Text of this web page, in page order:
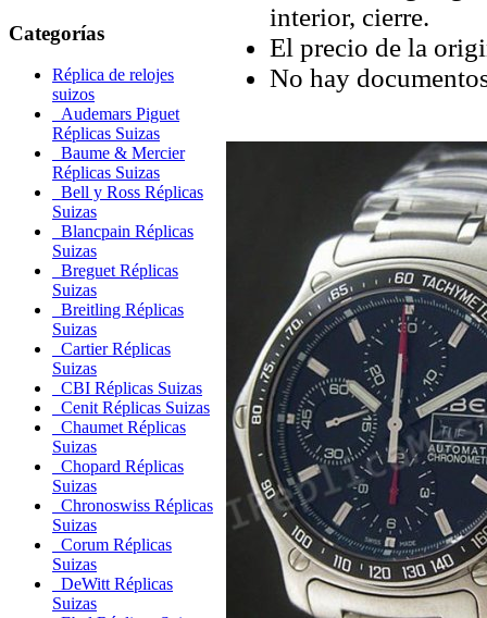
Categorías
Réplica de relojes
suizos
Audemars Piguet
Réplicas Suizas
Baume & Mercier
Réplicas Suizas
Bell y Ross Réplicas
Suizas
Blancpain Réplicas
Suizas
Breguet Réplicas
Suizas
Breitling Réplicas
Suizas
Cartier Réplicas
Suizas
CBI Réplicas Suizas
Cenit Réplicas Suizas
Chaumet Réplicas
Suizas
Chopard Réplicas
Suizas
Chronoswiss Réplicas
Suizas
Corum Réplicas
Suizas
DeWitt Réplicas
Suizas
interior, cierre.
El precio de la
No hay